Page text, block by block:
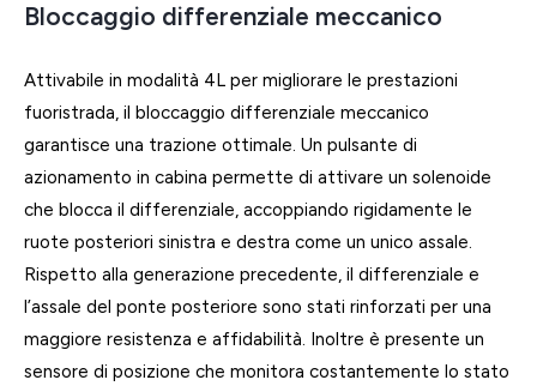
Bloccaggio differenziale meccanico
Attivabile in modalità 4L per migliorare le prestazioni
fuoristrada, il bloccaggio differenziale meccanico
garantisce una trazione ottimale. Un pulsante di
azionamento in cabina permette di attivare un solenoide
che blocca il differenziale, accoppiando rigidamente le
ruote posteriori sinistra e destra come un unico assale.
Rispetto alla generazione precedente, il differenziale e
l’assale del ponte posteriore sono stati rinforzati per una
maggiore resistenza e affidabilità. Inoltre è presente un
sensore di posizione che monitora costantemente lo stato